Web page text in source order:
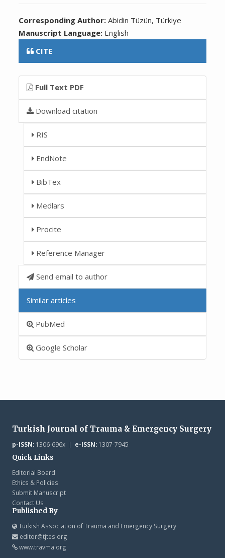
Corresponding Author:Abidin Tüzün, Türkiye
Manuscript Language: English
CITE
Full Text PDF
Download citation
RIS
EndNote
BibTex
Medlars
Procite
Reference Manager
Send email to author
Similar articles
PubMed
Google Scholar
Turkish Journal of Trauma & Emergency Surgery
p-ISSN:1306-696x | e-ISSN:1307-7945
Quick Links
Editorial Board
Ethics & Policies
Submit Manuscript
Contact Us
Published By
Turkish Association of Trauma and Emergency Surgery
editor@tjtes.org
www.travma.org